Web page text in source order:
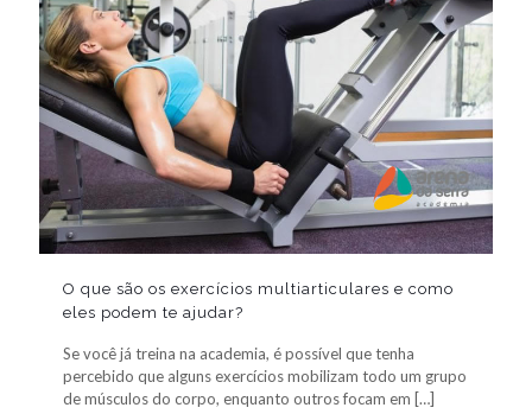
O que são os exercícios multiarticulares e como
eles podem te ajudar?
Se você já treina na academia, é possível que tenha
percebido que alguns exercícios mobilizam todo um grupo
de músculos do corpo, enquanto outros focam em […]